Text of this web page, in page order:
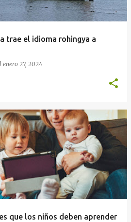
trae el idioma rohingya a
enero 27, 2024
que los niños deben aprender